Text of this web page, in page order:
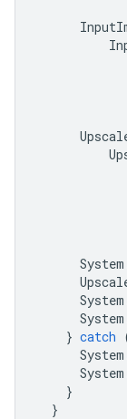
System
System
System
} catch
System
System
}
}